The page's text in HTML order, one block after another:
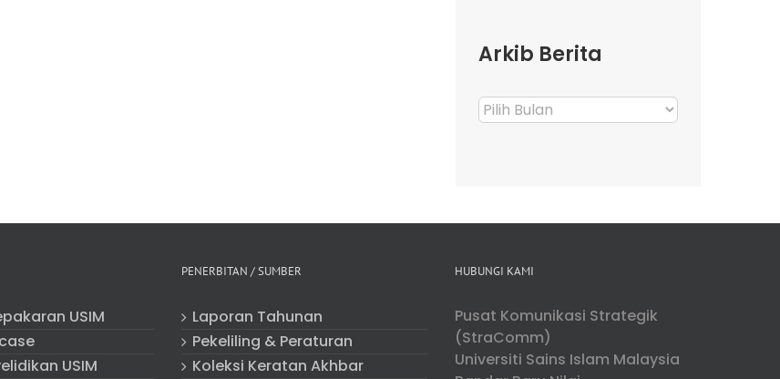
Arkib Berita
Arkib
Berita
USIM
USIM
PENERBITAN / SUMBER
Laporan Tahunan
Pekeliling & Peraturan
Koleksi Keratan Akhbar
HUBUNGI KAMI
Pusat Komunikasi Strategik
(StraComm)
Universiti Sains Islam Malaysia